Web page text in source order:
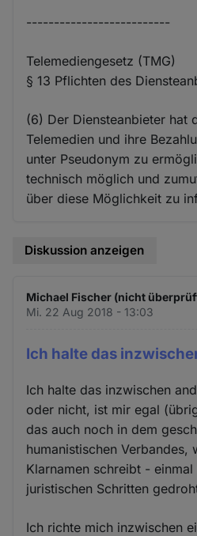
--------------------------
Telemediengesetz (TMG)
§ 13 Pflichten des
(6) Der Diensteanbieter hat
Telemedien und ihre
unter Pseudonym zu
technisch möglich und
über diese Möglichkeit zu
Diskussion anzeigen
Michael Fischer (nicht
Mi. 22 Aug 2018 - 13:03
Ich halte das
Ich halte das inzwischen
oder nicht, ist mir egal
das auch noch in dem
humanistischen Verbandes,
Klarnamen schreibt -
juristischen Schritten
Ich richte mich inzwischen